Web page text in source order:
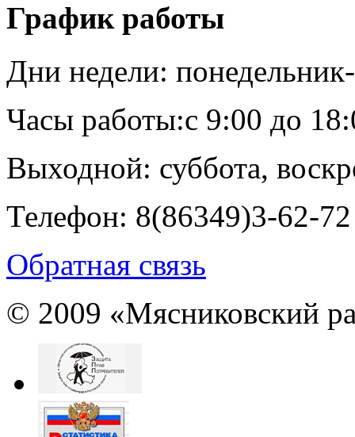
График работы
Дни недели:
Часы работы:c 9:00 до
Выходной: суббота,
Телефон: 8(86349)3-62-72
Обратная связь
© 2009 «Мясниковский